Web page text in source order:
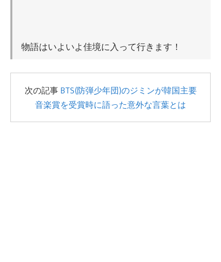
物語はいよいよ佳境に入って行きます！
次の記事 BTS(防弾少年団)のジミンが韓国主要
音楽賞を受賞時に語った意外な言葉とは